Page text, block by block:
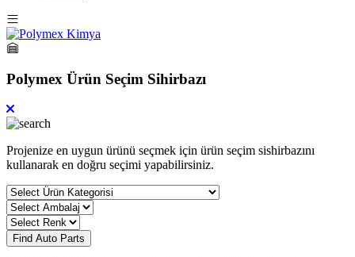
Polymex Ürün Seçim Sihirbazı
Projenize en uygun ürünü seçmek için ürün seçim sishirbazını
kullanarak en doğru seçimi yapabilirsiniz.
Find Auto Parts